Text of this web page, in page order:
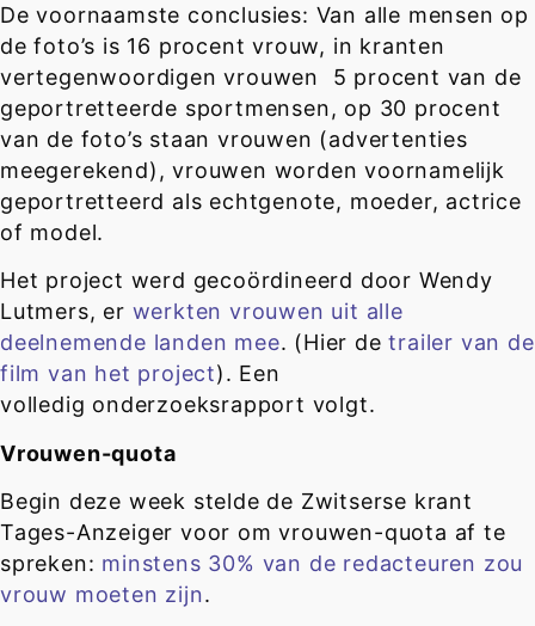
De voornaamste conclusies: Van alle mensen op
de foto’s is 16 procent vrouw, in kranten
vertegenwoordigen vrouwen 5 procent van de
geportretteerde sportmensen, op 30 procent
van de foto’s staan vrouwen (advertenties
meegerekend), vrouwen worden voornamelijk
geportretteerd als echtgenote, moeder, actrice
of model.
Het project werd gecoördineerd door Wendy
Lutmers, er werkten vrouwen uit alle
deelnemende landen mee. (Hier detrailer van de
film van het project). Een
volledig onderzoeksrapport volgt.
Vrouwen-quota
Begin deze week stelde de Zwitserse krant
Tages-Anzeiger voor om vrouwen-quota af te
spreken: minstens 30% van de redacteuren zou
vrouw moeten zijn.